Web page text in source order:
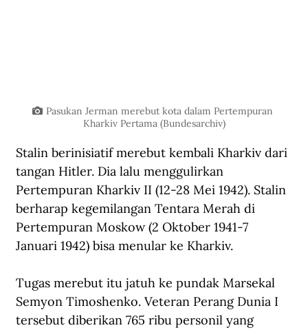
Pasukan Jerman merebut kota dalam Pertempuran
Kharkiv Pertama (Bundesarchiv)
Stalin berinisiatif merebut kembali Kharkiv dari
tangan Hitler. Dia lalu menggulirkan
Pertempuran Kharkiv II (12-28 Mei 1942). Stalin
berharap kegemilangan Tentara Merah di
Pertempuran Moskow (2 Oktober 1941-7
Januari 1942) bisa menular ke Kharkiv.
Tugas merebut itu jatuh ke pundak Marsekal
Semyon Timoshenko. Veteran Perang Dunia I
tersebut diberikan 765 ribu personil yang